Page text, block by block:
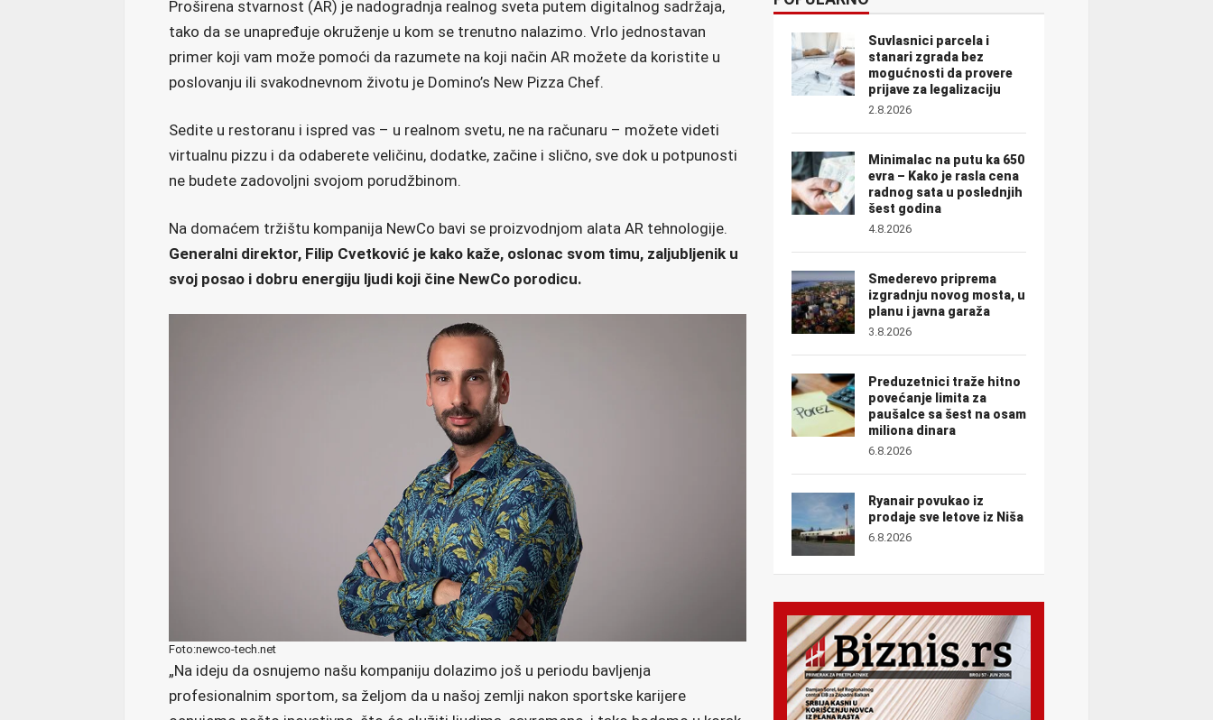
Proširena stvarnost (AR) je nadogradnja realnog sveta putem digitalnog sadržaja,
tako da se unapređuje okruženje u kom se trenutno nalazimo. Vrlo jednostavan
primer koji vam može pomoći da razumete na koji način AR možete da koristite u
poslovanju ili svakodnevnom životu je Domino’s New Pizza Chef.
Sedite u restoranu i ispred vas – u realnom svetu, ne na računaru – možete videti
virtualnu pizzu i da odaberete veličinu, dodatke, začine i slično, sve dok u potpunosti
ne budete zadovoljni svojom porudžbinom.
Na domaćem tržištu kompanija NewCo bavi se proizvodnjom alata AR tehnologije.
Generalni direktor, Filip Cvetković je kako kaže, oslonac svom timu, zaljubljenik u
svoj posao i dobru energiju ljudi koji čine NewCo porodicu.
Foto:newco-tech.net
„Na ideju da osnujemo našu kompaniju dolazimo još u periodu bavljenja
profesionalnim sportom, sa željom da u našoj zemlji nakon sportske karijere
Suvlasnici parcela i
stanari zgrada bez
mogućnosti da provere
prijave za legalizaciju
2.8.2026
Minimalac na putu ka 650
evra – Kako je rasla cena
radnog sata u poslednjih
šest godina
4.8.2026
Smederevo priprema
izgradnju novog mosta, u
planu i javna garaža
3.8.2026
Preduzetnici traže hitno
povećanje limita za
paušalce sa šest na osam
miliona dinara
6.8.2026
Ryanair povukao iz
prodaje sve letove iz Niša
6.8.2026